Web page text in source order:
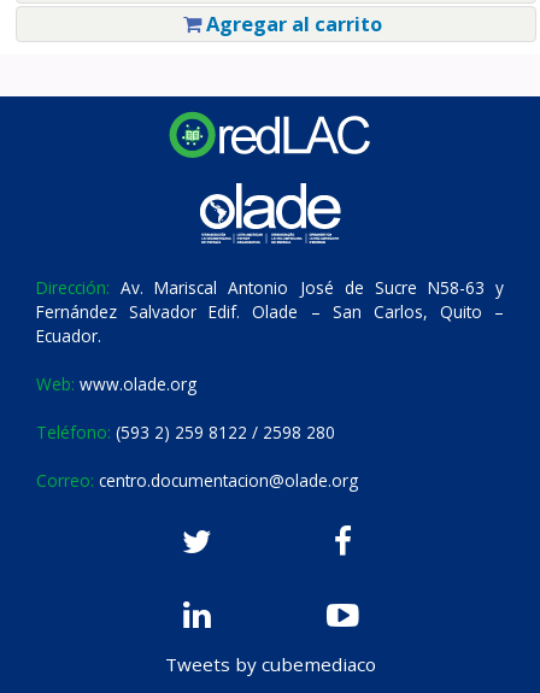
Agregar al carrito
Dirección: Av. Mariscal Antonio José de Sucre N58-63 y
Fernández Salvador Edif. Olade – San Carlos, Quito –
Ecuador.
Web: www.olade.org
Teléfono: (593 2) 259 8122 / 2598 280
Correo: centro.documentacion@olade.org
Tweets by cubemediaco